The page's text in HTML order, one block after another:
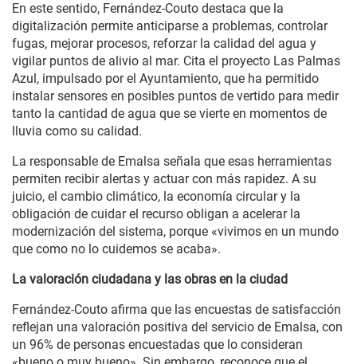
En este sentido, Fernández-Couto destaca que la
digitalización permite anticiparse a problemas, controlar
fugas, mejorar procesos, reforzar la calidad del agua y
vigilar puntos de alivio al mar. Cita el proyecto Las Palmas
Azul, impulsado por el Ayuntamiento, que ha permitido
instalar sensores en posibles puntos de vertido para medir
tanto la cantidad de agua que se vierte en momentos de
lluvia como su calidad.
La responsable de Emalsa señala que esas herramientas
permiten recibir alertas y actuar con más rapidez. A su
juicio, el cambio climático, la economía circular y la
obligación de cuidar el recurso obligan a acelerar la
modernización del sistema, porque «vivimos en un mundo
que como no lo cuidemos se acaba».
La valoración ciudadana y las obras en la ciudad
Fernández-Couto afirma que las encuestas de satisfacción
reflejan una valoración positiva del servicio de Emalsa, con
un 96% de personas encuestadas que lo consideran